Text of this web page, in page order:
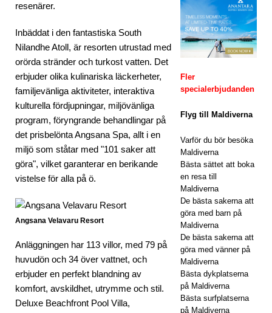
ORT
ER
[ 24
nov
er
jul
nyår
resenärer.
Inbäddat i den fantastiska South
Nilandhe Atoll, är resorten utrustad med
orörda stränder och turkost vatten. Det
erbjuder olika kulinariska läckerheter,
familjevänliga aktiviteter, interaktiva
kulturella fördjupningar, miljövänliga
program, föryngrande behandlingar på
det prisbelönta Angsana Spa, allt i en
miljö som ståtar med "101 saker att
göra", vilket garanterar en berikande
vistelse för alla på ö.
Angsana Velavaru Resort
Anläggningen har 113 villor, med 79 på
huvudön och 34 över vattnet, och
erbjuder en perfekt blandning av
komfort, avskildhet, utrymme och stil.
Deluxe Beachfront Pool Villa,
Fler
specialerbjudanden
Flyg till Maldiverna
Varför du bör besöka
Maldiverna
Bästa sättet att boka
en resa till
Maldiverna
De bästa sakerna att
göra med barn på
Maldiverna
De bästa sakerna att
göra med vänner på
Maldiverna
Bästa dykplatserna
på Maldiverna
Bästa surfplatserna
på Maldiverna